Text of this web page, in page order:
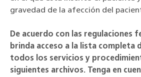
gravedad de la afección del
De acuerdo con las regulaciones
brinda acceso a la lista completa
todos los servicios y
siguientes archivos. Tenga en